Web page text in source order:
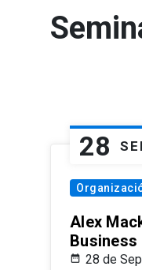
28
Alex
Business
28 de